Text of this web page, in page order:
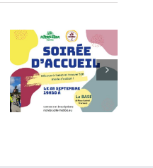
Alternatiba
Nantes
candidate à la
concession de